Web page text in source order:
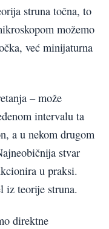
struna točna, to
možemo
već minijaturna
– može
intervalu ta
a u nekom drugom
stvar
u praksi.
iz teorije struna.
direktne